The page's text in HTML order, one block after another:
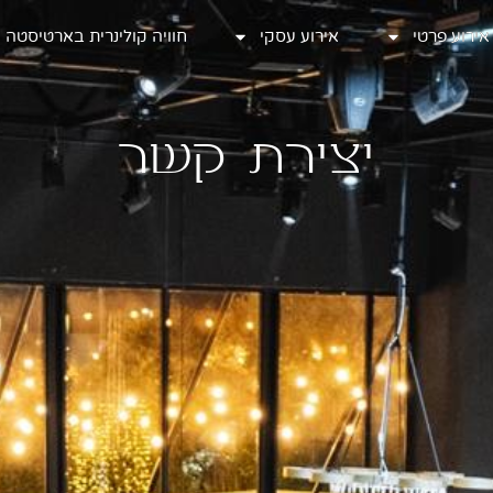
אירוע פרטי אירוע עסקי חוויה קולינרית בארטיסטה אירוע פרטי אירוע עסקי חוויה קולינרית בארטיסטה
יצירת קשר